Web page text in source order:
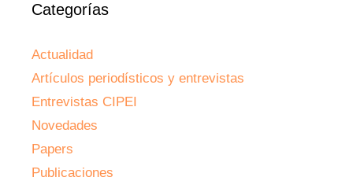
Categorías
Actualidad
Artículos periodísticos y entrevistas
Entrevistas CIPEI
Novedades
Papers
Publicaciones